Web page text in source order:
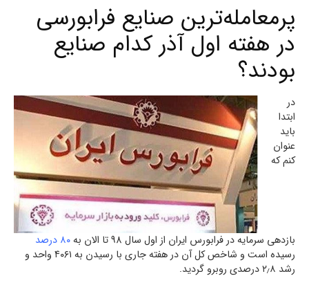
پرمعامله‌ترین صنایع فرابورسی
در هفته اول آذر کدام صنایع
بودند؟
در
ابتدا
باید
عنوان
کنم که
بازدهی سرمایه در فرابورس ایران از اول سال 98 تا الان به
۸۰ درصد
رسیده است و شاخص کل آن در هفته جاری با رسیدن به ۴۰۶۱ واحد و
رشد ۲٫۸ درصدی روبرو گردید.